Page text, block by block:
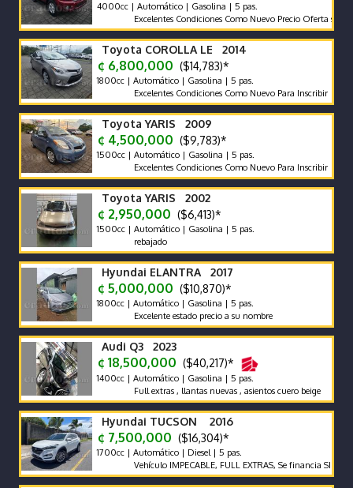
4000cc | Automático | Gasolina | 5 pas.
Excelentes Condiciones Como Nuevo Precio Oferta sin Recibir
Toyota COROLLA LE 2014
¢ 6,800,000 ($14,783)*
1800cc | Automático | Gasolina | 5 pas.
Excelentes Condiciones Como Nuevo Para Inscribir
Toyota YARIS 2009
¢ 4,500,000 ($9,783)*
1500cc | Automático | Gasolina | 5 pas.
Excelentes Condiciones Como Nuevo Para Inscribir
Toyota YARIS 2002
¢ 2,950,000 ($6,413)*
1500cc | Automático | Gasolina | 5 pas.
rebajado
Hyundai ELANTRA 2017
¢ 5,000,000 ($10,870)*
1800cc | Automático | Gasolina | 5 pas.
Excelente estado precio a su nombre
Audi Q3 2023
¢ 18,500,000 ($40,217)*
1400cc | Automático | Gasolina | 5 pas.
Full extras , llantas nuevas , asientos cuero beige
Hyundai TUCSON 2016
¢ 7,500,000 ($16,304)*
1700cc | Automático | Diesel | 5 pas.
Vehículo IMPECABLE, FULL EXTRAS, Se financia SIN